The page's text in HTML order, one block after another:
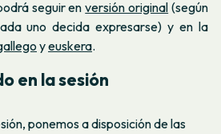
seguir enversión original (según
uno decida expresarse) y en la
yeuskera.
en la sesión
ponemos a disposición de las